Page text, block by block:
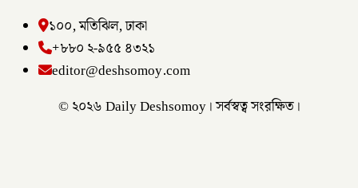
১০০, মতিঝিল, ঢাকা
+৮৮০ ২-৯৫৫ ৪৩২১
editor@deshsomoy.com
© ২০২৬ Daily Deshsomoy। সর্বস্বত্ব সংরক্ষিত।